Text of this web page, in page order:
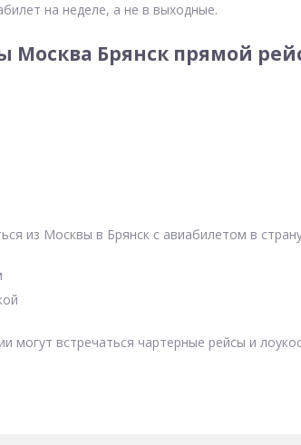
на неделе, а не в выходные.
Москва Брянск прямой
из Москвы в Брянск с авиабилетом в
могут встречаться чартерные рейсы и